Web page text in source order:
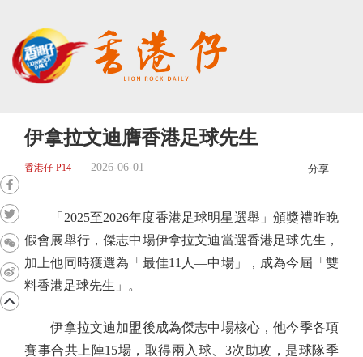
伊拿拉文迪膺香港足球先生
香港仔 P14 2026-06-01 分享
「2025至2026年度香港足球明星選舉」頒獎禮昨晚
假會展舉行，傑志中場伊拿拉文迪當選香港足球先生，
加上他同時獲選為「最佳11人—中場」，成為今屆「雙
料香港足球先生」。
伊拿拉文迪加盟後成為傑志中場核心，他今季各項
賽事合共上陣15場，取得兩入球、3次助攻，是球隊季